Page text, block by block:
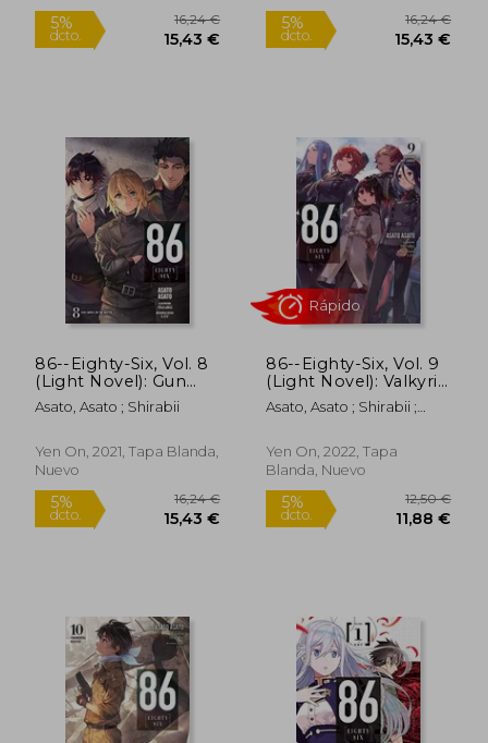
5%
dcto. 15,43 €
5%
dcto.
86--Eighty-Six, Vol. 8
(Light Novel): Gun
Smoke on the Water
(86--Eighty-Six (Light
Asato, Asato ; Shirabii
Yen On, 2021, Tapa Blanda,
Nuevo
5%
dcto. 15,43 €
86--Eighty-Six, Vol. 9
(Light Novel): Valkyrie
has Landed (86--
Eighty-Six (Light
Asato, Asato ; Shirabii ;
Yen On, 2022, Tapa
Blanda, Nuevo
5%
dcto.
Rápido